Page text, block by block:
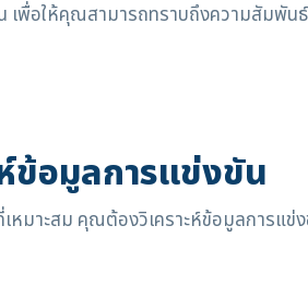
อให้คุณสามารถทราบถึงความสัมพันธ์
ห์ข้อมูลการแข่งขัน
มาะสม คุณต้องวิเคราะห์ข้อมูลการแ